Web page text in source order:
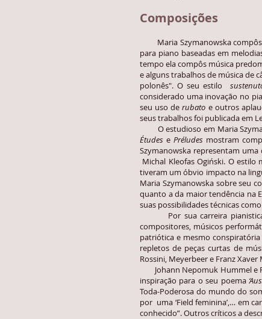
Composições
Maria Szymanowska compôs
para piano baseadas em
tempo ela compôs música
e alguns trabalhos de música de
polonês". O seu estilo
considerado uma inovação no
seu uso derubato e outros
seus trabalhos foi publicada em
O estudioso em Maria
Études ePréludes mostram
Szymanowska representam
Michal Kleofas Ogiński. O
tiveram um óbvio impacto na
Maria Szymanowska sobre seu
quanto a da maior tendência na
suas possibilidades técnicas
Por sua carreira pianistica,
compositores, músicos
patriótica e mesmo
repletos de peças curtas de
Rossini, Meyerbeer e Franz
Johann Nepomuk Hummel e
inspiração para o seu poema
Toda-Poderosa do mundo do
por uma ‘Field feminina’,… em
conhecido”. Outros críticos a